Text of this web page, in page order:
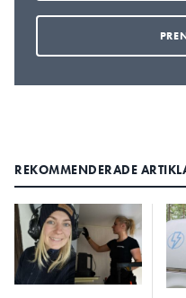
REKOMMENDERADE